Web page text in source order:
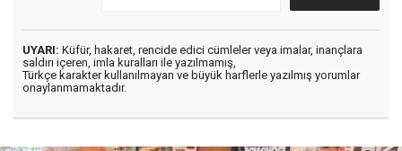
UYARI: Küfür, hakaret, rencide edici cümleler veya imalar, inançlara
saldırı içeren, imla kuralları ile yazılmamış,
Türkçe karakter kullanılmayan ve büyük harflerle yazılmış yorumlar
onaylanmamaktadır.